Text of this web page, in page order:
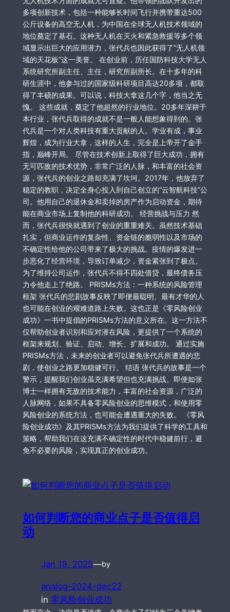
多项创新技术，包括一种能够长时间飞行并携带重达500
公斤设备的高空无人机，为中国在全球无人机技术领域的
地位奠定了基石。这种无人机在灭火和紧急救援等多个领
域显示出巨大的应用潜力，张代兵也因此获得了“无人机领
域的天花板”这一美誉。 在创业前，历任国防科技大学无人
系统研究所副主任、主任，研究所副所长。在十多年的科
研生涯中，他参与过的国家级科研项目高达20多项，都取
得了丰硕的成果。可以说，科技大拿这几个字，他当之无
愧。 这些成就，奠定了他超然的行业地位。20多年深耕于
本行业，张代兵取得的成就不是一般人能想象得到的。张
代兵是一个对人类科技有重大贡献的人。学业有成，事业
辉煌，成为行业大拿，这样的人生，完全是上帝开了金手
指，巅峰开局。 尽管在技术创新上取得了巨大成功，拥有
无可匹敌的技术优势，非常广泛的人脉，和丰富的社会资
源，张代兵的创业之路却充满了坎坷。2017年，他放弃了
稳定的教职，决定全身心投入到自己创立的“云智航科技”公
司。他用自己的退休金和卖掉的房产作为启动资金，期待
能在商业市场上复制他的科研成功。 经营挑战与压力 然
而，张代兵很快就遇到了创业的重重难关。虽然技术基础
扎实，但商业运作的复杂性、资金链的脆弱性以及市场的
不确定性给他的公司带来了极大的挑战。疫情的爆发进一
步恶化了经营环境，导致订单减少，资金紧张到了极点。
为了维持公司运作，张代兵不得不四处借贷，最终债务压
力令他走上了绝路。 PRISMs方法：一种系统的风险管理
框架 张代兵的悲剧故事反映了即便最聪明、最有才华的人
也可能在创业的艰难道路上失败。这也正是《零风险创业
成功》一书中提倡的PRISMs方法的意义所在。这一方法不
仅帮助创业者识别和应对潜在风险，更提供了一个系统的
框架来规划、验证、启动、增长、扩展和成功。 通过实施
PRISMs方法，未来的创业者可以避免张代兵所遭遇的悲
剧，使创业之路更加稳健可行。 结语 张代兵的故事是一个
警示，提醒我们创业虽充满希望但也充满挑战。即便如张
博士一样拥有无敌的技术能力，丰富的社会资源，广泛的
人脉网络，如果不具备零风险创业的思维模式，和使用零
风险创业的系统方法，也可能会遭遇重大的失败。 《零风
险创业成功》及其PRISMs方法为我们提供了科学的工具和
策略，帮助我们在这充满不确定性的时代中稳健前行，避
免不必要的风险，实现真正的创业成功。
如何判断您的商业点子是否值得启
动
Jan 18, 2025—by
analog-2024-dec22
in 零风险创业成功